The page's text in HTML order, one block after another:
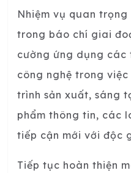
Nhiệm vụ quan
trong báo chí giai
cường ứng dụng các
công nghệ trong
trình sản xuất, sáng
phẩm thông tin, các
tiếp cận mới với độc
Tiếp tục hoàn thiện